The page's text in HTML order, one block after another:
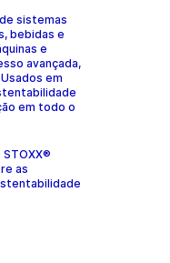
sistemas
bebidas e
e
avançada,
em
em todo o
STOXX®
as